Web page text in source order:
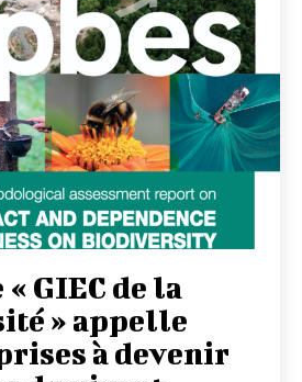
« GIEC de la
» appelle
à devenir